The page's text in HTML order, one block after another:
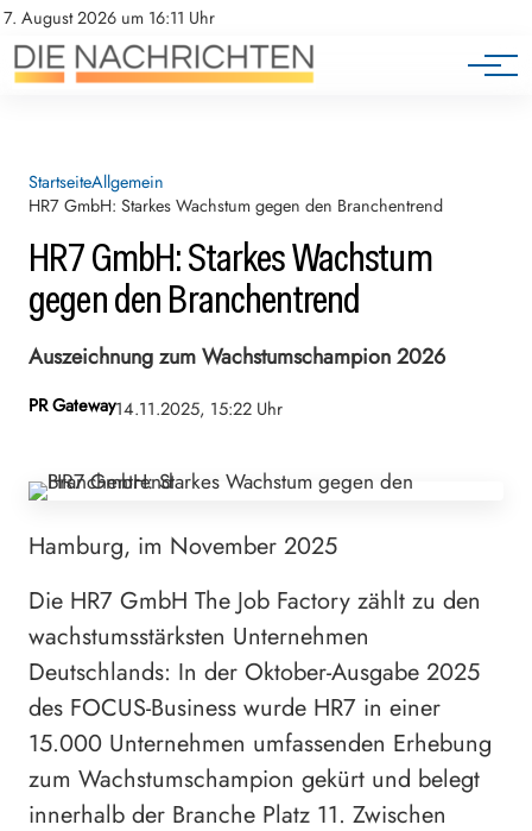
7. August 2026 um 16:11 Uhr
StartseiteAllgemein
HR7 GmbH: Starkes Wachstum gegen den Branchentrend
HR7 GmbH: Starkes Wachstum
gegen den Branchentrend
Auszeichnung zum Wachstumschampion 2026
PR Gateway14.11.2025, 15:22 Uhr
Hamburg, im November 2025
Die HR7 GmbH The Job Factory zählt zu den
wachstumsstärksten Unternehmen
Deutschlands: In der Oktober-Ausgabe 2025
des FOCUS-Business wurde HR7 in einer
15.000 Unternehmen umfassenden Erhebung
zum Wachstumschampion gekürt und belegt
innerhalb der Branche Platz 11. Zwischen